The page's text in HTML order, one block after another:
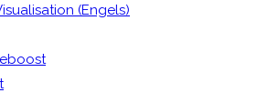
(Engels)